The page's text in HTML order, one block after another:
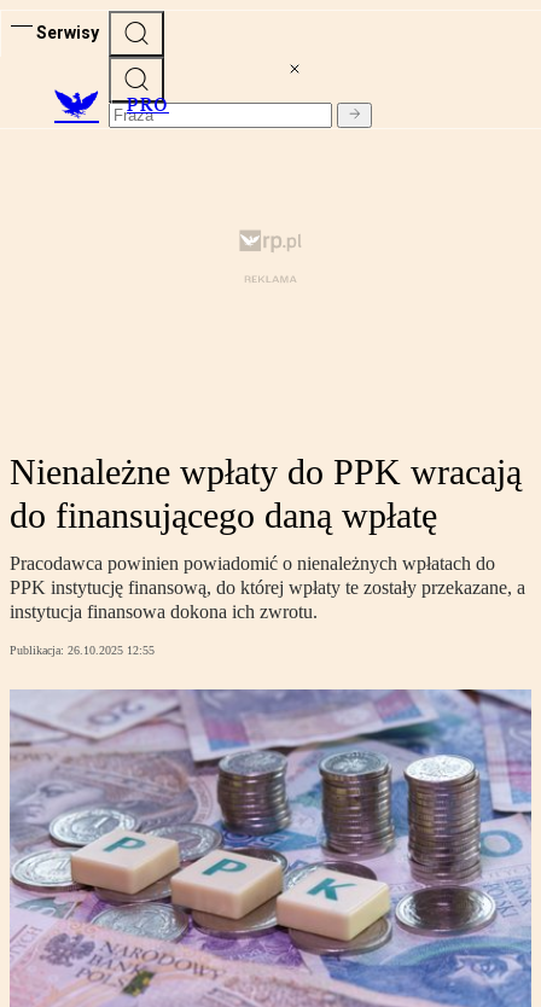
Serwisy
PRO
Nienależne wpłaty do PPK wracają
do finansującego daną wpłatę
Pracodawca powinien powiadomić o nienależnych wpłatach do
PPK instytucję finansową, do której wpłaty te zostały przekazane, a
instytucja finansowa dokona ich zwrotu.
Publikacja: 26.10.2025 12:55